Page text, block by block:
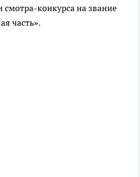
смотра-конкурса на звание
часть».